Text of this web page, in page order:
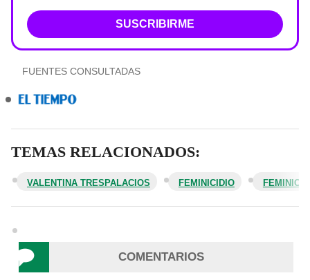
SUSCRIBIRME
FUENTES CONSULTADAS
TEMAS RELACIONADOS:
VALENTINA TRESPALACIOS FEMINICIDIO
COMENTARIOS